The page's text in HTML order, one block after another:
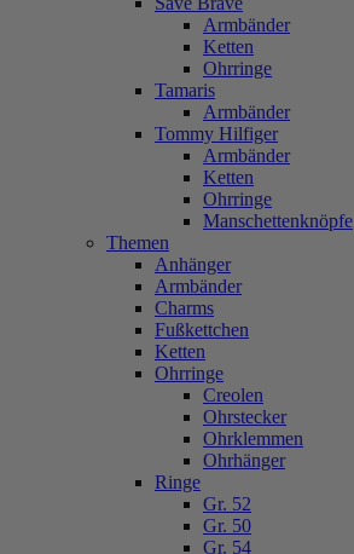
Armbänder
Ketten
Ohrringe
Tamaris
Armbänder
Tommy Hilfiger
Armbänder
Ketten
Ohrringe
Manschettenknöpfe
Themen
Anhänger
Armbänder
Charms
Fußkettchen
Ketten
Ohrringe
Creolen
Ohrstecker
Ohrklemmen
Ohrhänger
Ringe
Gr. 52
Gr. 50
Gr. 54